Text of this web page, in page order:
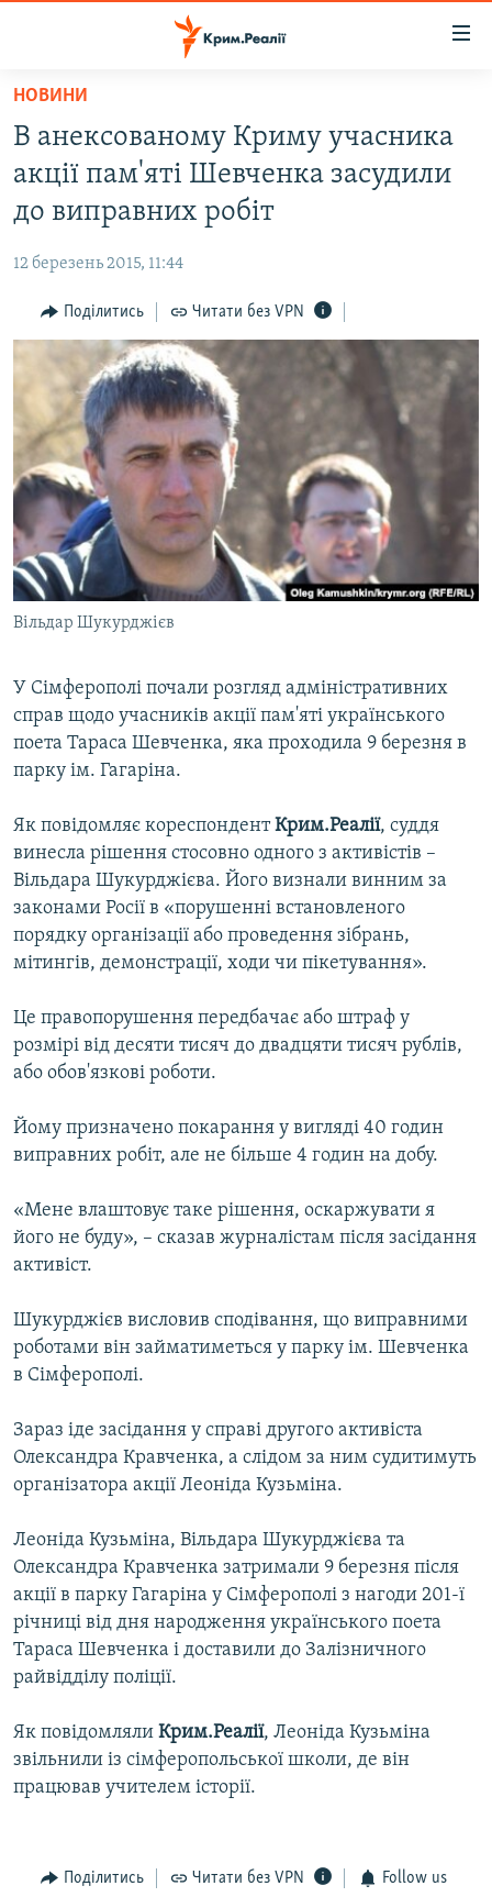
Перейти
основного
матеріалу
до
основної
навігації
Перейти
до
пошуку
БЛОГИ
ПОГЛЯД
ІНТЕРВ'Ю
ВСЕ ЗА ДЕНЬ
СПЕЦПРОЕКТИ
ДЕПОРТАЦІЯ
ВІДЕОУРОКИ «ELIFBE»
СВІДЧЕННЯ ОКУПАЦІЇ
УКРАЇНСЬКА ПРОБЛЕМА КРИМУ
ІНФОГРАФІКА
ЯК ОБІЙТИ БЛОКУВАННЯ
Русский
Qırımtatar
ДОЛУЧАЙСЯ!
Усі сайти RFE/RL
НОВИНИ
В анексованому Криму учасника
акції пам'яті Шевченка засудили
до виправних робіт
12 березень 2015, 11:44
Поділитись Читати без VPN
Вільдар Шукурджієв
У Сімферополі почали розгляд адміністративних
справ щодо учасників акції пам'яті українського
поета Тараса Шевченка, яка проходила 9 березня в
парку ім. Гагаріна.
Як повідомляє кореспондентКрим.Реалії, суддя
винесла рішення стосовно одного з активістів –
Вільдара Шукурджієва. Його визнали винним за
законами Росії в «порушенні встановленого
порядку організації або проведення зібрань,
мітингів, демонстрації, ходи чи пікетування».
Це правопорушення передбачає або штраф у
розмірі від десяти тисяч до двадцяти тисяч рублів,
або обов'язкові роботи.
Йому призначено покарання у вигляді 40 годин
виправних робіт, але не більше 4 годин на добу.
«Мене влаштовує таке рішення, оскаржувати я
його не буду», – сказав журналістам після засідання
активіст.
Шукурджієв висловив сподівання, що виправними
роботами він займатиметься у парку ім. Шевченка
в Сімферополі.
Зараз іде засідання у справі другого активіста
Олександра Кравченка, а слідом за ним судитимуть
організатора акції Леоніда Кузьміна.
Леоніда Кузьміна, Вільдара Шукурджієва та
Олександра Кравченка затримали 9 березня після
акції в парку Гагаріна у Сімферополі з нагоди 201-ї
річниці від дня народження українського поета
Тараса Шевченка і доставили до Залізничного
райвідділу поліції.
Як повідомляли Крим.Реалії, Леоніда Кузьміна
звільнили із сімферопольської школи, де він
працював учителем історії.
Поділитись Читати без VPN Follow us